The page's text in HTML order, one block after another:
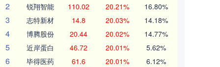
2 锐翔智能 110.02 20.21% 16.80%
3 志特新材 14.8 20.03% 14.18%
4 博腾股份 20.44 20.02% 14.77%
5 近岸蛋白 46.72 20.01% 5.62%
6 毕得医药 61.6 20.01% 6.12%